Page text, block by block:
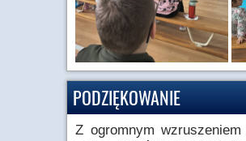
PODZIĘKOWANIE
Z ogromnym